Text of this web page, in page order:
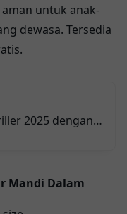
untuk anak-
dewasa. Tersedia
2025 dengan
Mandi Dalam